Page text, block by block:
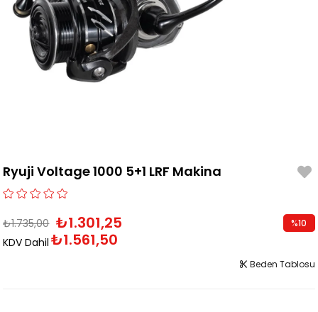
Ryuji Voltage 1000 5+1 LRF Makina
₺1.735,00 ₺1.301,25
KDV Dahil ₺1.561,50
%10
Beden Tablosu